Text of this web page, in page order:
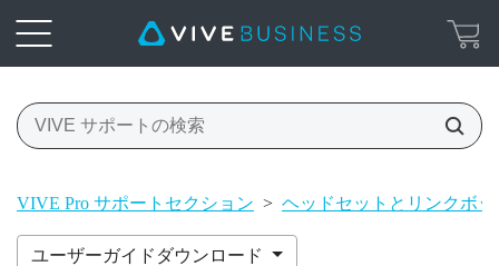
VIVE Pro サポートセクション > ヘッドセットとリンクボ
ユーザーガイドダウンロード